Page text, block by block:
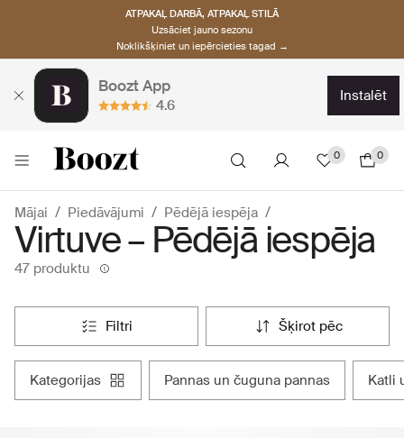
ATPAKAĻ DARBĀ, ATPAKAĻ STILĀ
Uzsāciet jauno sezonu
Noklikšķiniet un iepērcieties tagad →
Boozt App
4.6
instalēt
0 0
Mājai Piedāvājumi Pēdējā iespēja
Virtuve – Pēdējā iespēja
47 produktu
filtri šķirot pēc
kategorijas pannas un čuguna pannas